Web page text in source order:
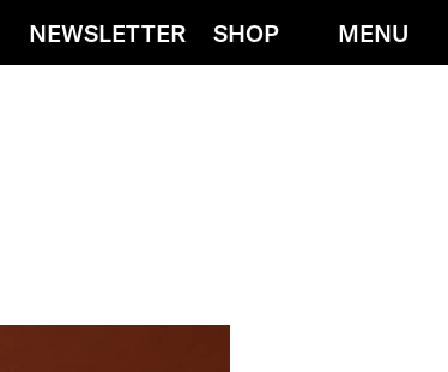
SucheNEWSLETTER SHOP MENU